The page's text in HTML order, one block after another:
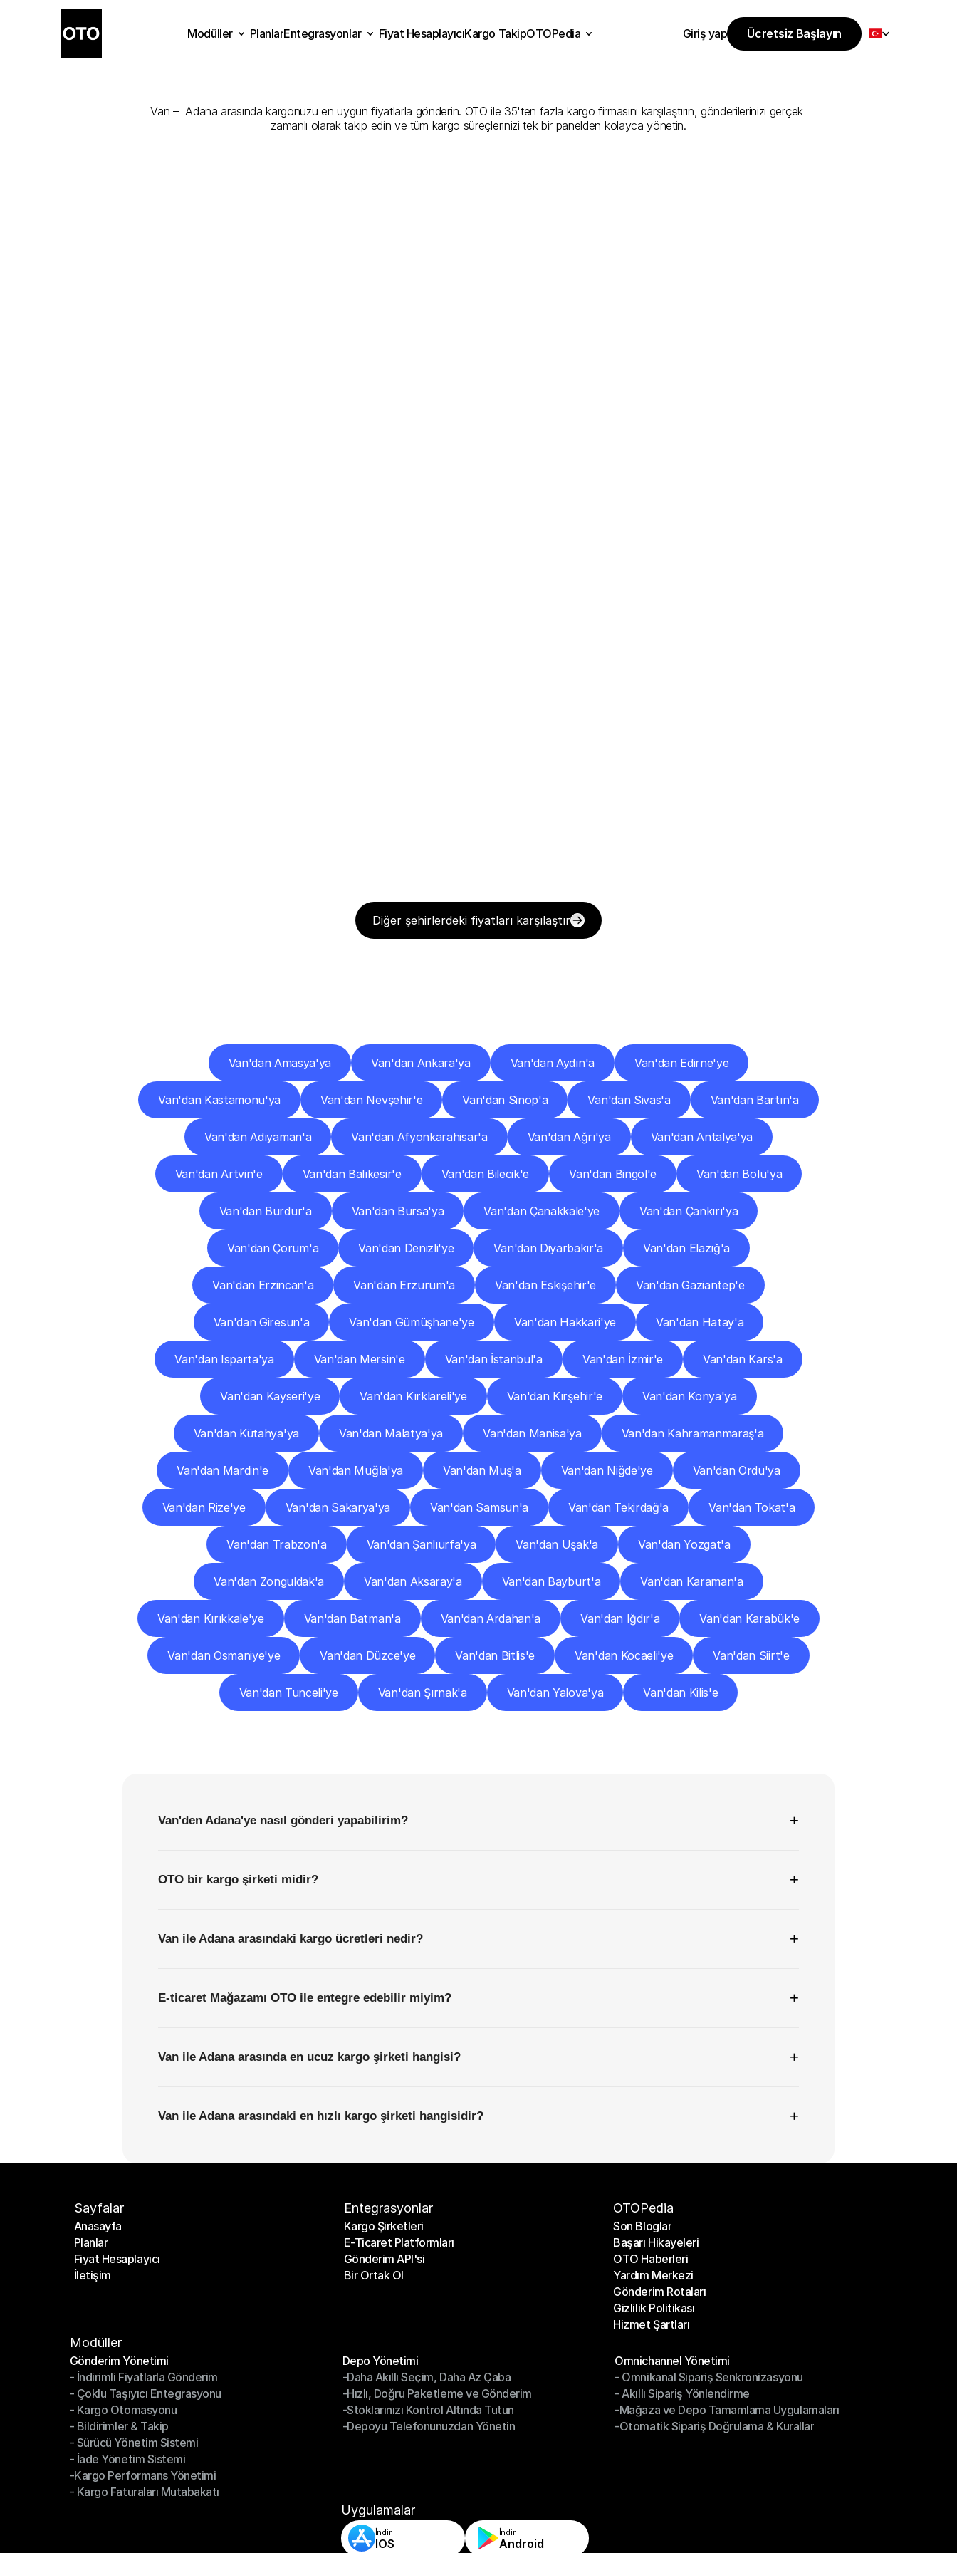
Enİyi
Van –  Adana arasında kargonuzu en uygun fiyatlarla gönderin. OTO ile 35'ten fazla kargo firmasını karşılaştırın, gönderilerinizi gerçek
zamanlı olarak takip edin ve tüm kargo süreçlerinizi tek bir panelden kolayca yönetin.
Diğer şehirlerdeki fiyatları karşılaştır
Van'dan Amasya'ya Van'dan Ankara'ya Van'dan Aydın'a Van'dan Edirne'ye
Van'dan Kastamonu'ya Van'dan Nevşehir'e Van'dan Sinop'a Van'dan Sivas'a Van'dan Bartın'a
Van'dan Adıyaman'a Van'dan Afyonkarahisar'a Van'dan Ağrı'ya Van'dan Antalya'ya
Van'dan Artvin'e Van'dan Balıkesir'e Van'dan Bilecik'e Van'dan Bingöl'e Van'dan Bolu'ya
Van'dan Burdur'a Van'dan Bursa'ya Van'dan Çanakkale'ye Van'dan Çankırı'ya
Van'dan Çorum'a Van'dan Denizli'ye Van'dan Diyarbakır'a Van'dan Elazığ'a
Van'dan Erzincan'a Van'dan Erzurum'a Van'dan Eskişehir'e Van'dan Gaziantep'e
Van'dan Giresun'a Van'dan Gümüşhane'ye Van'dan Hakkari'ye Van'dan Hatay'a
Van'dan Isparta'ya Van'dan Mersin'e Van'dan İstanbul'a Van'dan İzmir'e Van'dan Kars'a
Van'dan Kayseri'ye Van'dan Kırklareli'ye Van'dan Kırşehir'e Van'dan Konya'ya
Van'dan Kütahya'ya Van'dan Malatya'ya Van'dan Manisa'ya Van'dan Kahramanmaraş'a
Van'dan Mardin'e Van'dan Muğla'ya Van'dan Muş'a Van'dan Niğde'ye Van'dan Ordu'ya
Van'dan Rize'ye Van'dan Sakarya'ya Van'dan Samsun'a Van'dan Tekirdağ'a Van'dan Tokat'a
Van'dan Trabzon'a Van'dan Şanlıurfa'ya Van'dan Uşak'a Van'dan Yozgat'a
Van'dan Zonguldak'a Van'dan Aksaray'a Van'dan Bayburt'a Van'dan Karaman'a
Van'dan Kırıkkale'ye Van'dan Batman'a Van'dan Ardahan'a Van'dan Iğdır'a Van'dan Karabük'e
Van'dan Osmaniye'ye Van'dan Düzce'ye Van'dan Bitlis'e Van'dan Kocaeli'ye Van'dan Siirt'e
Van'dan Tunceli'ye Van'dan Şırnak'a Van'dan Yalova'ya Van'dan Kilis'e
Van'den Adana'ye nasıl gönderi yapabilirim? +
OTO bir kargo şirketi midir? +
Van ile Adana arasındaki kargo ücretleri nedir? +
E-ticaret Mağazamı OTO ile entegre edebilir miyim? +
Van ile Adana arasında en ucuz kargo şirketi hangisi? +
Van ile Adana arasındaki en hızlı kargo şirketi hangisidir? +
Sayfalar
Anasayfa
Anasayfa
Planlar
Planlar
Fiyat Hesaplayıcı
Fiyat Hesaplayıcı
İletişim
Entegrasyonlar
Kargo Şirketleri
Kargo Şirketleri
E-Ticaret Platformları
E-Ticaret Platformları
Gönderim API'si
Gönderim API'si
Bir Ortak Ol
OTOPedia
Son Bloglar
Son Bloglar
Başarı Hikayeleri
Başarı Hikayeleri
OTO Haberleri
OTO Haberleri
Yardım Merkezi
Yardım Merkezi
Gönderim Rotaları
Gönderim Rotaları
Gizlilik Politikası
Gizlilik Politikası
Hizmet Şartları
Modüller
Gönderim Yönetimi
Gönderim Yönetimi
- İndirimli Fiyatlarla Gönderim
- İndirimli Fiyatlarla Gönderim
- Çoklu Taşıyıcı Entegrasyonu
- Çoklu Taşıyıcı Entegrasyonu
- Kargo Otomasyonu
- Kargo Otomasyonu
- Bildirimler & Takip
- Bildirimler & Takip
- Sürücü Yönetim Sistemi
- Sürücü Yönetim Sistemi
- İade Yönetim Sistemi
- İade Yönetim Sistemi
-Kargo Performans Yönetimi
-Kargo Performans Yönetimi
- Kargo Faturaları Mutabakatı
Depo Yönetimi
Depo Yönetimi
-Daha Akıllı Seçim, Daha Az Çaba
-Daha Akıllı Seçim, Daha Az Çaba
-Hızlı, Doğru Paketleme ve Gönderim
-Hızlı, Doğru Paketleme ve Gönderim
-Stoklarınızı Kontrol Altında Tutun
-Stoklarınızı Kontrol Altında Tutun
-Depoyu Telefonunuzdan Yönetin
Omnichannel Yönetimi
Omnichannel Yönetimi
- Omnikanal Sipariş Senkronizasyonu
- Omnikanal Sipariş Senkronizasyonu
- Akıllı Sipariş Yönlendirme
- Akıllı Sipariş Yönlendirme
-Mağaza ve Depo Tamamlama Uygulamaları
-Mağaza ve Depo Tamamlama Uygulamaları
-Otomatik Sipariş Doğrulama & Kurallar
Uygulamalar
İndir
IOS
İndir
Android
Modüller
PlanlarEntegrasyonlar
Fiyat HesaplayıcıKargo TakipOTOPedia
Giriş yap
Ücretsiz Başlayın
Ücretsiz Başlayın